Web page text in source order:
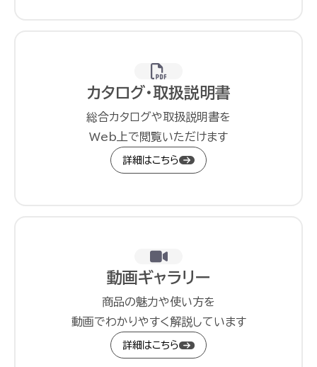
カタログ・取扱説明書
総合カタログや取扱説明書を
Web上で閲覧いただけます
詳細はこちら
動画ギャラリー
商品の魅力や使い方を
動画でわかりやすく解説しています
詳細はこちら